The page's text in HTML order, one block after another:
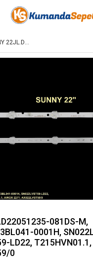
SUNNY 22JL.D22051235-081DS-M, PB02D380103BL041-0001H, SN022LVST59-LD22, AX022LVST59-LD22, T215HVN01.1, AWOX 2271, AX022LVST59/0
081DS-M,
0001H,
LD22,
0